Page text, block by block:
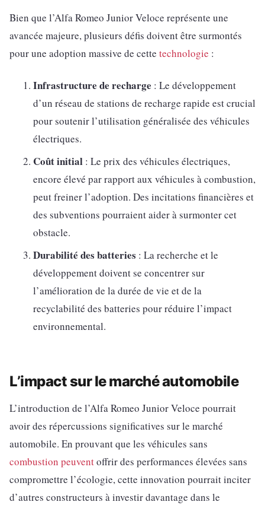
Bien que l’Alfa Romeo Junior Veloce représente une
avancée majeure, plusieurs défis doivent être surmontés
pour une adoption massive de cette technologie :
Infrastructure de recharge : Le développement
d’un réseau de stations de recharge rapide est crucial
pour soutenir l’utilisation généralisée des véhicules
électriques.
Coût initial : Le prix des véhicules électriques,
encore élevé par rapport aux véhicules à combustion,
peut freiner l’adoption. Des incitations financières et
des subventions pourraient aider à surmonter cet
obstacle.
Durabilité des batteries : La recherche et le
développement doivent se concentrer sur
l’amélioration de la durée de vie et de la
recyclabilité des batteries pour réduire l’impact
environnemental.
L’impact sur le marché automobile
L’introduction de l’Alfa Romeo Junior Veloce pourrait
avoir des répercussions significatives sur le marché
automobile. En prouvant que les véhicules sans
combustion peuventoffrir des performances élevées sans
compromettre l’écologie, cette innovation pourrait inciter
d’autres constructeurs à investir davantage dans le